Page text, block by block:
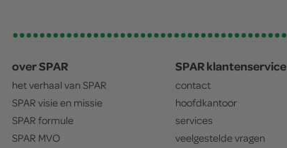
over SPAR
het verhaal van SPAR
SPAR visie en missie
SPAR formule
SPAR MVO
SPAR klantenservice
contact
hoofdkantoor
services
veelgestelde vragen